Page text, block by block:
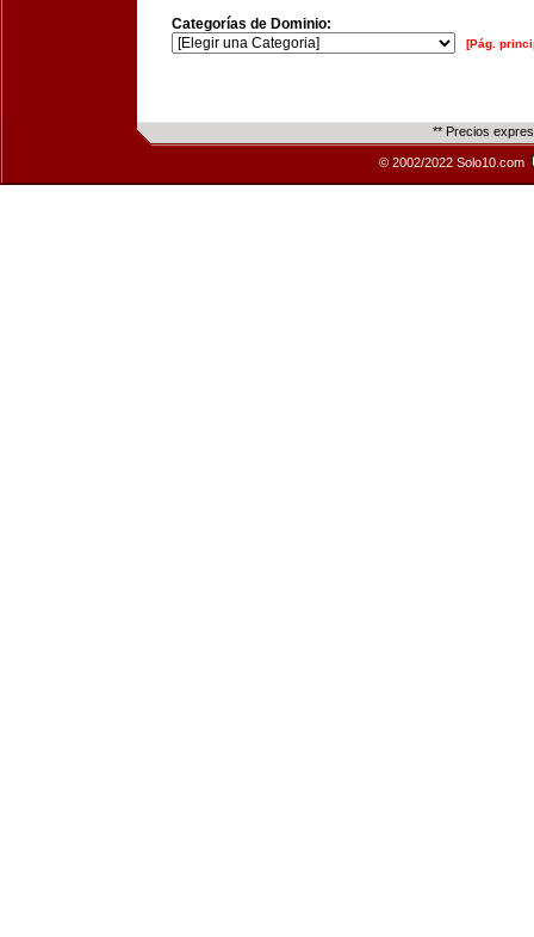
Categorías de Dominio:
[Pág.
** Precios
© 2002/2022 Solo10.com